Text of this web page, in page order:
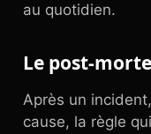
au quotidien.
Le post-
Après un
cause, la règle